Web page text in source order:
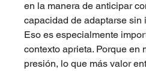
en la manera de anticipar
capacidad de adaptarse sin
Eso es especialmente
contexto aprieta. Porque en
presión, lo que más valor